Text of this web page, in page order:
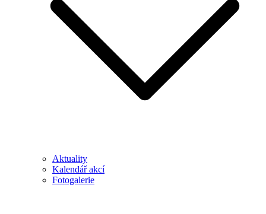
Aktuality
Kalendář akcí
Fotogalerie